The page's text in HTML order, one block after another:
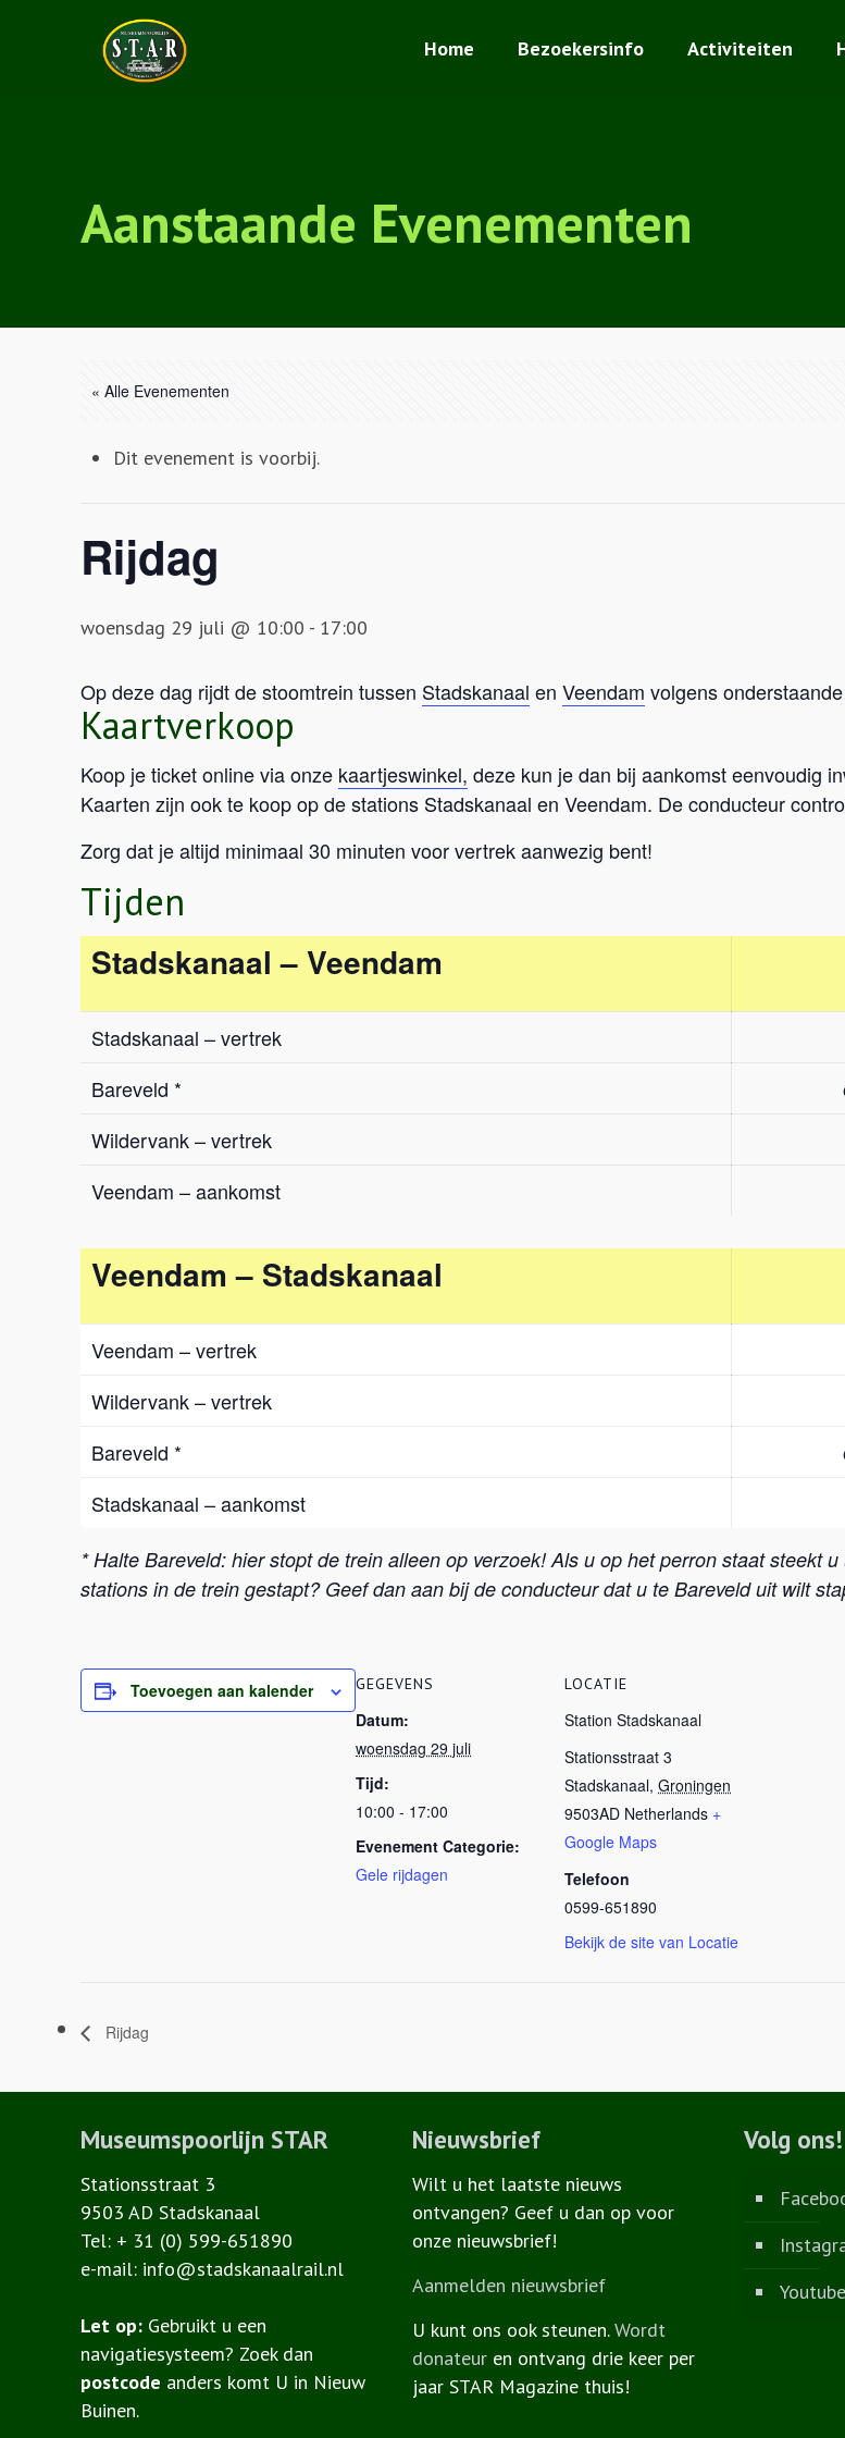
Home Bezoekersinfo Activiteiten
Aanstaande Evenementen
« Alle Evenementen
Dit evenement is voorbij.
Rijdag
woensdag 29 juli @ 10:00 - 17:00
Op deze dag rijdt de stoomtrein tussen Stadskanaal enVeendam volgens
Kaartverkoop
Koop je ticket online via onze kaartjeswinkel, deze kun je dan bij aankomst eenvoudig
Kaarten zijn ook te koop op de stations Stadskanaal en Veendam. De conducteur
Zorg dat je altijd minimaal 30 minuten voor vertrek aanwezig bent!
Tijden
Stadskanaal – Veendam
Stadskanaal – vertrek
Bareveld *
Wildervank – vertrek
Veendam – aankomst
Veendam – Stadskanaal
Veendam – vertrek
Wildervank – vertrek
Bareveld *
Stadskanaal – aankomst
* Halte Bareveld: hier stopt de trein alleen op verzoek! Als u op het perron staat steekt
stations in de trein gestapt? Geef dan aan bij de conducteur dat u te Bareveld uit wilt
Toevoegen aan kalender GEGEVENS
Datum:
woensdag 29 juli
Tijd:
10:00 - 17:00
Evenement Categorie:
Gele rijdagen
LOCATIE
Station Stadskanaal
Stationsstraat 3
Stadskanaal, Groningen
9503AD Netherlands +
Google Maps
Telefoon
0599-651890
Bekijk de site van Locatie
Rijdag
Museumspoorlijn STAR
Stationsstraat 3
9503 AD Stadskanaal
Tel: + 31 (0) 599-651890
e-mail: info@stadskanaalrail.nl
Let op: Gebruikt u een
navigatiesysteem? Zoek dan
postcode anders komt U in Nieuw
Buinen.
Nieuwsbrief
Wilt u het laatste nieuws
ontvangen? Geef u dan op voor
onze nieuwsbrief!
Aanmelden nieuwsbrief
U kunt ons ook steunen.Wordt
donateur en ontvang drie keer per
jaar STAR Magazine thuis!
Volg ons!
Youtube